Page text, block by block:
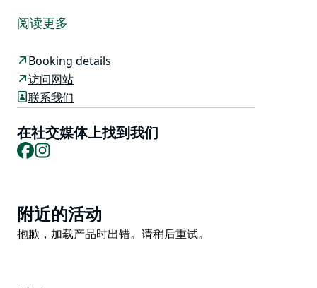
上，Kianinny 距离位于新南威尔士州风景如画的蓝宝石
海岸的海滨小镇 Tathra 仅 5 分钟车程，位于悉尼和墨尔
湖、河流和国家公园而闻名。
Kininny Cottages 提供三种不同风格的住宿，是家庭轻
松度假的好去处。
特色和活动包括游泳池、网球场、划独木舟、迷你高尔夫
球场和丰富的自然环境中的野生动物
阅读更多
Booking details
访问网站
联系我们
在社交媒体上找到我们
Facebook
Product
List
附近的活动
Product
抱歉，加载产品时出错。请稍后重试。